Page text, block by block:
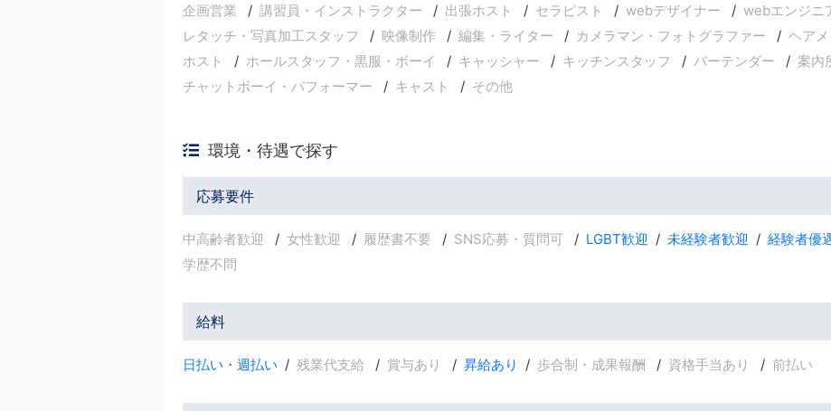
企画営業
講習員・インストラクター 出張ホスト セラピスト webデザイナー webエンジニ
レタッチ・写真加工スタッフ
映像制作 編集・ライター カメラマン・フォトグラファー
ヘア
ホスト
ホールスタッフ・黒服・ボーイ キャッシャー キッチンスタッフ バーテンダー 案内
チャットボーイ・パフォーマー
キャスト その他
環境・待遇で探す
応募要件
中高齢者歓迎 女性歓迎 履歴書不要 SNS応募・質問可 LGBT歓迎 未経験者歓迎 経験者優
学歴不問
給料
日払い・週払い 残業代支給 賞与あり 昇給あり 歩合制・成果報酬 資格手当あり 前払い